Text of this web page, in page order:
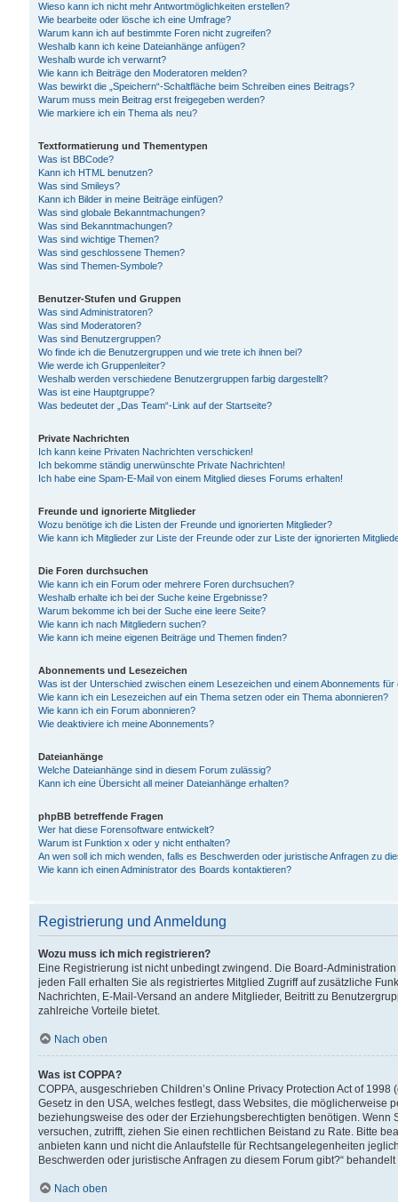
Wieso kann ich nicht mehr Antwortmöglichkeiten erstellen?
Wie bearbeite oder lösche ich eine Umfrage?
Warum kann ich auf bestimmte Foren nicht zugreifen?
Weshalb kann ich keine Dateianhänge anfügen?
Weshalb wurde ich verwarnt?
Wie kann ich Beiträge den Moderatoren melden?
Was bewirkt die „Speichern“-Schaltfläche beim Schreiben eines Beitrags?
Warum muss mein Beitrag erst freigegeben werden?
Wie markiere ich ein Thema als neu?
Textformatierung und Thementypen
Was ist BBCode?
Kann ich HTML benutzen?
Was sind Smileys?
Kann ich Bilder in meine Beiträge einfügen?
Was sind globale Bekanntmachungen?
Was sind Bekanntmachungen?
Was sind wichtige Themen?
Was sind geschlossene Themen?
Was sind Themen-Symbole?
Benutzer-Stufen und Gruppen
Was sind Administratoren?
Was sind Moderatoren?
Was sind Benutzergruppen?
Wo finde ich die Benutzergruppen und wie trete ich ihnen bei?
Wie werde ich Gruppenleiter?
Weshalb werden verschiedene Benutzergruppen farbig dargestellt?
Was ist eine Hauptgruppe?
Was bedeutet der „Das Team“-Link auf der Startseite?
Private Nachrichten
Ich kann keine Privaten Nachrichten verschicken!
Ich bekomme ständig unerwünschte Private Nachrichten!
Ich habe eine Spam-E-Mail von einem Mitglied dieses Forums erhalten!
Freunde und ignorierte Mitglieder
Wozu benötige ich die Listen der Freunde und ignorierten Mitglieder?
Wie kann ich Mitglieder zur Liste der Freunde oder zur Liste der ignorierten
Die Foren durchsuchen
Wie kann ich ein Forum oder mehrere Foren durchsuchen?
Weshalb erhalte ich bei der Suche keine Ergebnisse?
Warum bekomme ich bei der Suche eine leere Seite?
Wie kann ich nach Mitgliedern suchen?
Wie kann ich meine eigenen Beiträge und Themen finden?
Abonnements und Lesezeichen
Was ist der Unterschied zwischen einem Lesezeichen und einem Abonnements
Wie kann ich ein Lesezeichen auf ein Thema setzen oder ein Thema abonnieren?
Wie kann ich ein Forum abonnieren?
Wie deaktiviere ich meine Abonnements?
Dateianhänge
Welche Dateianhänge sind in diesem Forum zulässig?
Kann ich eine Übersicht all meiner Dateianhänge erhalten?
phpBB betreffende Fragen
Wer hat diese Forensoftware entwickelt?
Warum ist Funktion x oder y nicht enthalten?
An wen soll ich mich wenden, falls es Beschwerden oder juristische Anfragen zu
Wie kann ich einen Administrator des Boards kontaktieren?
Registrierung und Anmeldung
Wozu muss ich mich registrieren?
Eine Registrierung ist nicht unbedingt zwingend. Die Board-
jeden Fall erhalten Sie als registriertes Mitglied Zugriff auf zusätzliche
Nachrichten, E-Mail-Versand an andere Mitglieder, Beitritt zu
zahlreiche Vorteile bietet.
Nach oben
Was ist COPPA?
COPPA, ausgeschrieben Children’s Online Privacy Protection Act of
Gesetz in den USA, welches festlegt, dass Websites, die
beziehungsweise des oder der Erziehungsberechtigten benötigen.
versuchen, zutrifft, ziehen Sie einen rechtlichen Beistand zu Rate. Bitte
anbieten kann und nicht die Anlaufstelle für Rechtsangelegenheiten
Beschwerden oder juristische Anfragen zu diesem Forum gibt?“
Nach oben